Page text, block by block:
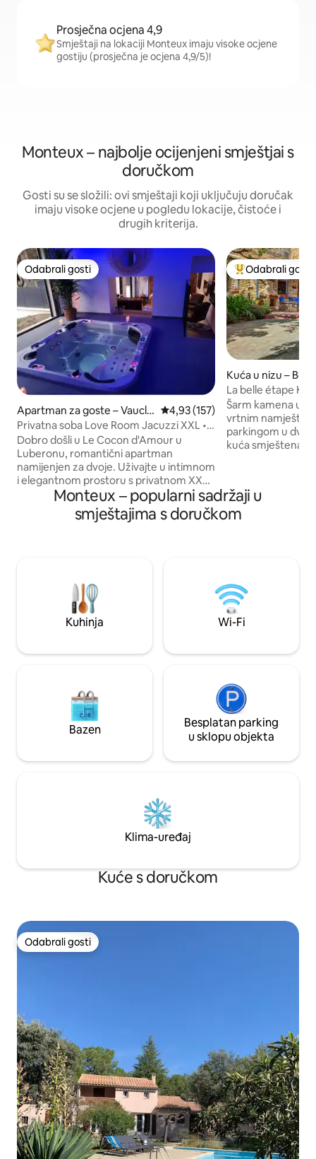
Prosječna ocjena 4,9
Smještaji na lokaciji Monteux imaju visoke ocjene
gostiju (prosječna je ocjena 4,9/5)!
Monteux – najbolje ocijenjeni smještjai s
doručkom
Gosti su se složili: ovi smještaji koji uključuju doručak
imaju visoke ocjene u pogledu lokacije, čistoće i
drugih kriterija.
Odabrali gosti
Odabrali gosti
Apartman za goste – Vauclu
se
Prosječna ocjena: 4,93/5,
4,93 (157)
Privatna soba Love Room Jacuzzi XXL •
Le Cocon d'Amour
Dobro došli u Le Cocon d'Amour u
Luberonu, romantični apartman
namijenjen za dvoje. Uživajte u intimnom
i elegantnom prostoru s privatnom XXL
jacuzzijem, bračnim krevetom (King) od
180 cm i privatnom terasom. Idealno za
odmor u Provansi, rođendan ili
Privatno parkiralište i neovisni ulaz. Pravo
utočište za par koji želi provesti vrijeme
zajedno. Nezaboravni trenuci su
zajamčeni.
Među najviše
Odabrali gosti
Kuća u nizu –
La
Šarm kamena u
vrtnim
parkingom u
kuća smještena u
koja se održava
travnja do
Monteux – popularni sadržaji u
smještajima s doručkom
Kuhinja Wi-Fi
Bazen
Besplatan parking
u sklopu objekta
Klima-uređaj
Kuće s doručkom
Odabrali gosti
Odabrali gosti